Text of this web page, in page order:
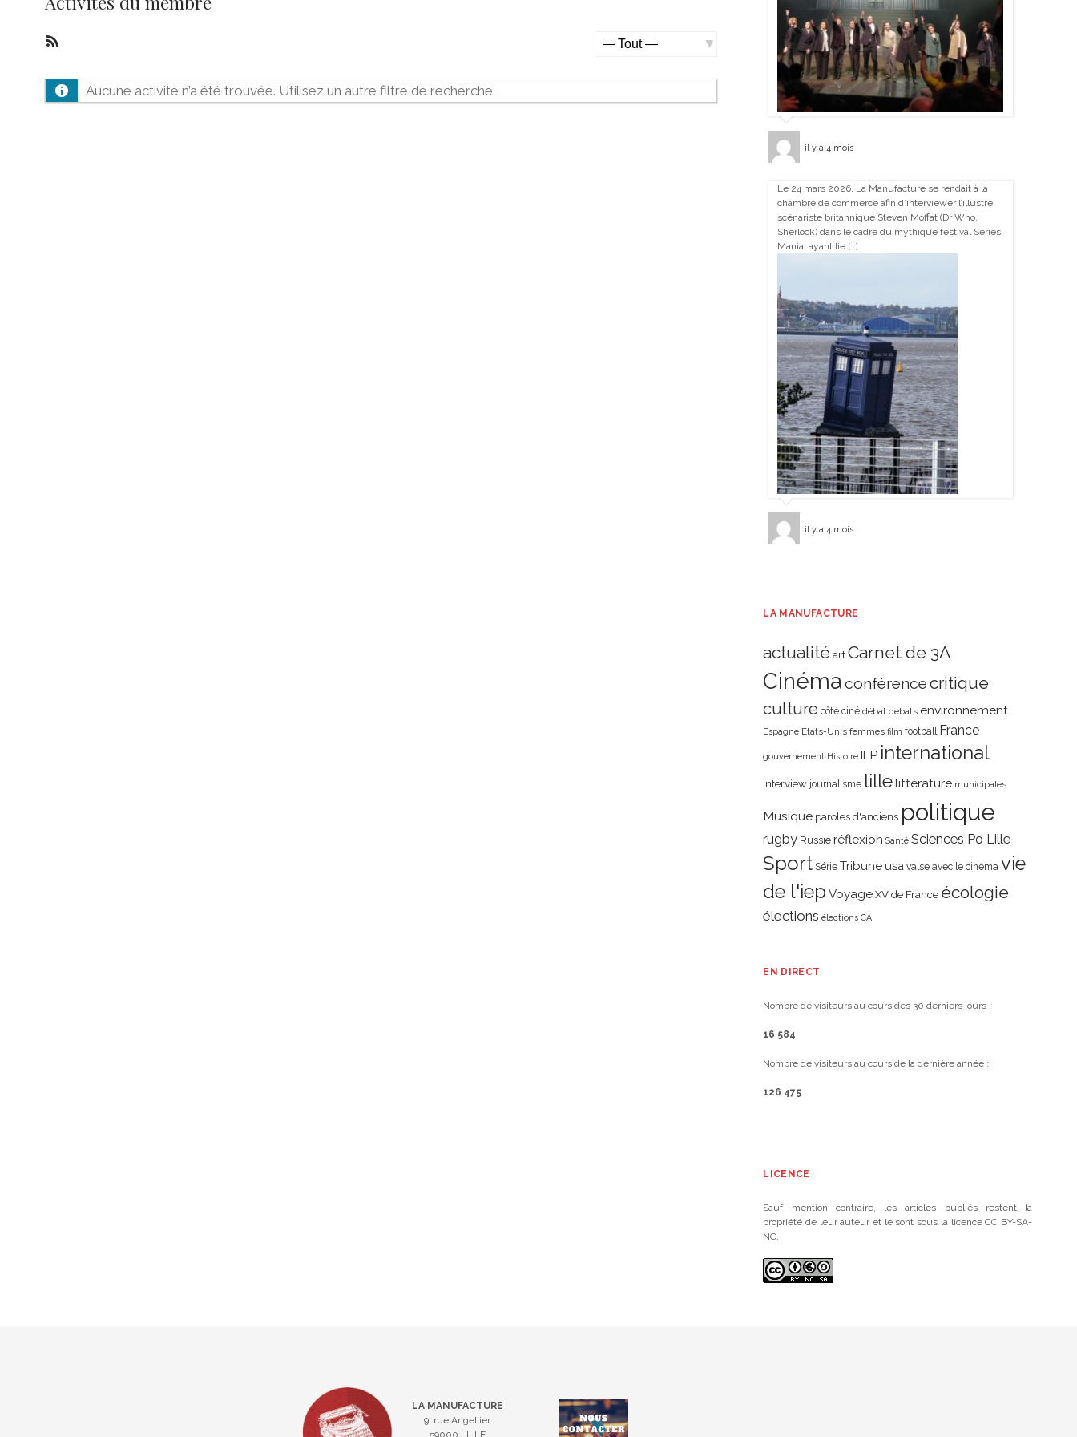
par
activité:
Aucune activité n’a été trouvée. Utilisez un autre filtre de recherche.
il y a 4 mois
Le 24 mars 2026, La Manufacture se rendait à la
chambre de commerce afin d’interviewer l’illustre
scénariste britannique Steven Moffat (Dr Who,
Sherlock) dans le cadre du mythique festival Series
Mania, ayant lie […]
il y a 4 mois
LA MANUFACTURE
actualité art Carnet de 3A
Cinémaconférencecritique
culture côté ciné débat débats environnement
Espagne Etats-Unis femmes film football France
gouvernement Histoire IEP international
interview journalisme lillelittérature municipales
Musique paroles d'anciens politique
rugby Russie réflexion Santé Sciences Po Lille
Sport Série Tribune usa valse avec le cinéma vie
de l'iep Voyage XV de France écologie
élections élections CA
EN DIRECT
Nombre de visiteurs au cours des 30 derniers jours :
16 584
Nombre de visiteurs au cours de la dernière année :
126 475
LICENCE
Sauf mention contraire, les articles publiés restent la
propriété de leur auteur et le sont sous la licence CC BY-SA-
NC.
LA MANUFACTURE
9, rue Angellier
59000 LILLE